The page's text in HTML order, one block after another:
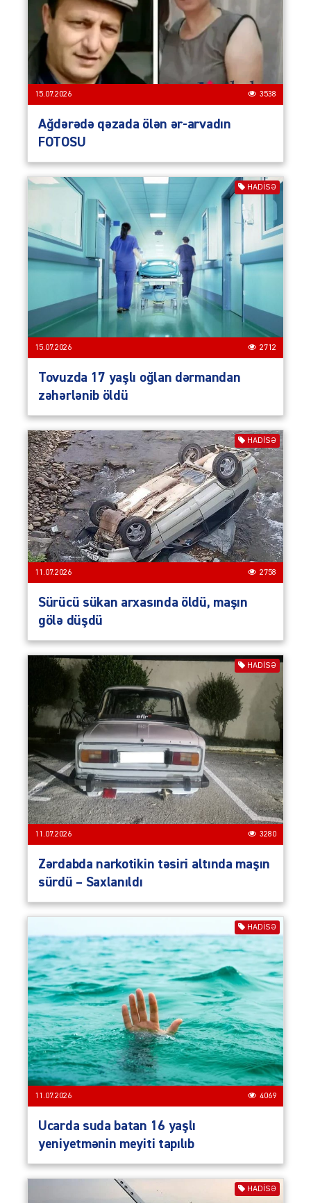
15.07.2026 3538
Ağdərədə qəzada ölən ər-arvadın
FOTOSU
HADISƏ
15.07.2026 2712
Tovuzda 17 yaşlı oğlan dərmandan
zəhərlənib öldü
HADISƏ
11.07.2026 2758
Sürücü sükan arxasında öldü, maşın
gölə düşdü
HADISƏ
11.07.2026 3280
Zərdabda narkotikin təsiri altında maşın
sürdü – Saxlanıldı
HADISƏ
11.07.2026 4069
Ucarda suda batan 16 yaşlı
yeniyetmənin meyiti tapılıb
HADISƏ